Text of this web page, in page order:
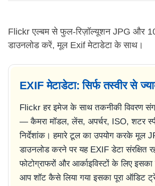
Flickr एल्बम से फुल-रिज़ॉल्यूशन JPG और
डाउनलोड करें, मूल Exif मेटाडेटा के साथ।
EXIF मेटाडेटा: सिर्फ तस्वीर से
Flickr हर इमेज के साथ तकनीकी विवरण
— कैमरा मॉडल, लेंस, अपर्चर, ISO, शटर
निर्देशांक। हमारे टूल का उपयोग करके मूल
डाउनलोड करने पर यह EXIF डेटा संरक्षित
फोटोग्राफरों और आर्काइविस्टों के लिए
आप शॉट कैसे लिया गया इसका पूरा ऑडिट